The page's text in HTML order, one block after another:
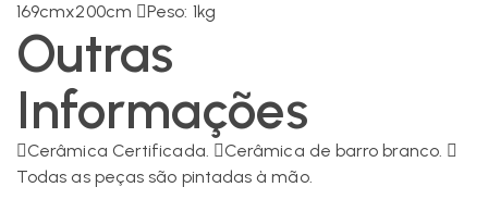
169cmx200cm
Peso: 1kg
Outras
Informações
Cerâmica Certificada.
Cerâmica de barro branco.
Todas as peças são pintadas à mão.